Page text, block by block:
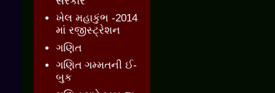
ખેલ મહાકુંભ -2014
માં રજીસ્ટ્રેશન
ગણિત
ગણિત ગમ્મતની ઈ-
બુક